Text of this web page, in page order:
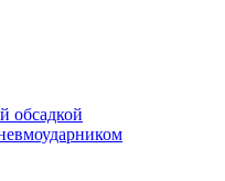
обсадкой